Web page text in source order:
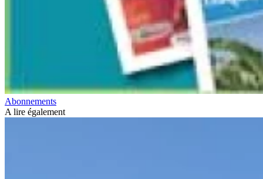
Abonnements
A lire également